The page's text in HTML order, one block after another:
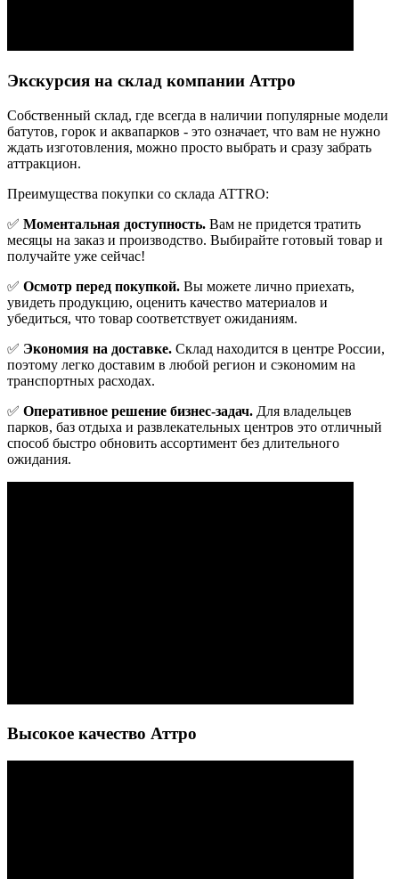
Экскурсия на склад компании Аттро
Cобственный склад, где всегда в наличии популярные модели
батутов, горок и аквапарков - это означает, что вам не нужно
ждать изготовления, можно просто выбрать и сразу забрать
аттракцион.
Преимущества покупки со склада ATTRO:
✅ Моментальная доступность. Вам не придется тратить
месяцы на заказ и производство. Выбирайте готовый товар и
получайте уже сейчас!
✅ Осмотр перед покупкой. Вы можете лично приехать,
увидеть продукцию, оценить качество материалов и
убедиться, что товар соответствует ожиданиям.
✅ Экономия на доставке. Склад находится в центре России,
поэтому легко доставим в любой регион и сэкономим на
транспортных расходах.
✅ Оперативное решение бизнес-задач. Для владельцев
парков, баз отдыха и развлекательных центров это отличный
способ быстро обновить ассортимент без длительного
ожидания.
Высокое качество Аттро